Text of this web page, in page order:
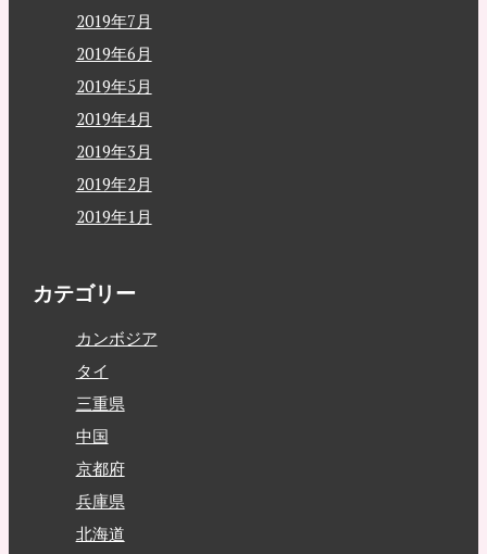
2019年7月
2019年6月
2019年5月
2019年4月
2019年3月
2019年2月
2019年1月
カテゴリー
カンボジア
タイ
三重県
中国
京都府
兵庫県
北海道